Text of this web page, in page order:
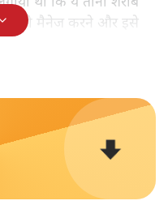
धन को मैनेज करने और इसे